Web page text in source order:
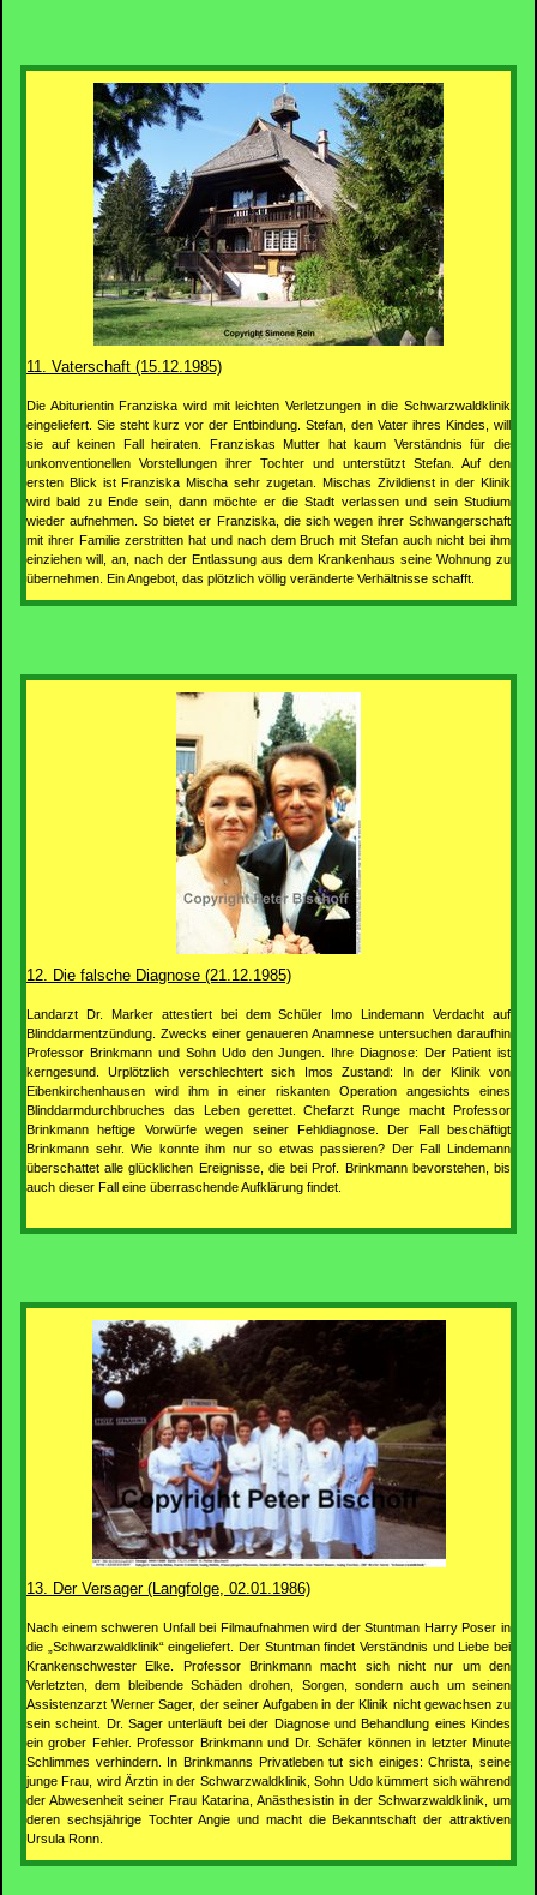
11. Vaterschaft (15.12.1985)
Die Abiturientin Franziska wird mit leichten Verletzungen in die Schwarzwaldklinik
eingeliefert. Sie steht kurz vor der Entbindung. Stefan, den Vater ihres Kindes, will
sie auf keinen Fall heiraten. Franziskas Mutter hat kaum Verständnis für die
unkonventionellen Vorstellungen ihrer Tochter und unterstützt Stefan. Auf den
ersten Blick ist Franziska Mischa sehr zugetan. Mischas Zivildienst in der Klinik
wird bald zu Ende sein, dann möchte er die Stadt verlassen und sein Studium
wieder aufnehmen. So bietet er Franziska, die sich wegen ihrer Schwangerschaft
mit ihrer Familie zerstritten hat und nach dem Bruch mit Stefan auch nicht bei ihm
einziehen will, an, nach der Entlassung aus dem Krankenhaus seine Wohnung zu
übernehmen. Ein Angebot, das plötzlich völlig veränderte Verhältnisse schafft.
12. Die falsche Diagnose (21.12.1985)
Landarzt Dr. Marker attestiert bei dem Schüler Imo Lindemann Verdacht auf
Blinddarmentzündung. Zwecks einer genaueren Anamnese untersuchen daraufhin
Professor Brinkmann und Sohn Udo den Jungen. Ihre Diagnose: Der Patient ist
kerngesund. Urplötzlich verschlechtert sich Imos Zustand: In der Klinik von
Eibenkirchenhausen wird ihm in einer riskanten Operation angesichts eines
Blinddarmdurchbruches das Leben gerettet. Chefarzt Runge macht Professor
Brinkmann heftige Vorwürfe wegen seiner Fehldiagnose. Der Fall beschäftigt
Brinkmann sehr. Wie konnte ihm nur so etwas passieren? Der Fall Lindemann
überschattet alle glücklichen Ereignisse, die bei Prof. Brinkmann bevorstehen, bis
auch dieser Fall eine überraschende Aufklärung findet.
13. Der Versager (Langfolge, 02.01.1986)
Nach einem schweren Unfall bei Filmaufnahmen wird der Stuntman Harry Poser in
die „Schwarzwaldklinik“ eingeliefert. Der Stuntman findet Verständnis und Liebe bei
Krankenschwester Elke. Professor Brinkmann macht sich nicht nur um den
Verletzten, dem bleibende Schäden drohen, Sorgen, sondern auch um seinen
Assistenzarzt Werner Sager, der seiner Aufgaben in der Klinik nicht gewachsen zu
sein scheint. Dr. Sager unterläuft bei der Diagnose und Behandlung eines Kindes
ein grober Fehler. Professor Brinkmann und Dr. Schäfer können in letzter Minute
Schlimmes verhindern. In Brinkmanns Privatleben tut sich einiges: Christa, seine
junge Frau, wird Ärztin in der Schwarzwaldklinik, Sohn Udo kümmert sich während
der Abwesenheit seiner Frau Katarina, Anästhesistin in der Schwarzwaldklinik, um
deren sechsjährige Tochter Angie und macht die Bekanntschaft der attraktiven
Ursula Ronn.